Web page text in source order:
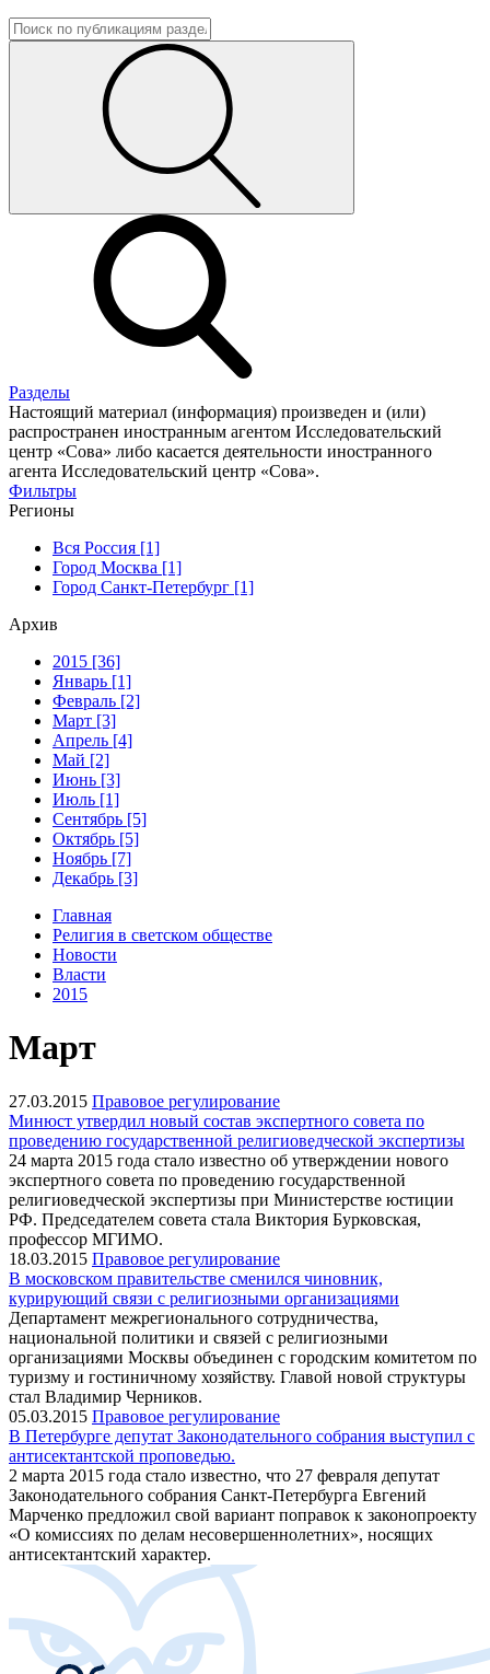
Разделы
Настоящий материал (информация) произведен и (или)
распространен иностранным агентом Исследовательский
центр «Сова» либо касается деятельности иностранного
агента Исследовательский центр «Сова».
Фильтры
Регионы
Вся Россия [1]
Город Москва [1]
Город Санкт-Петербург [1]
Архив
2015 [36]
Январь [1]
Февраль [2]
Март [3]
Апрель [4]
Май [2]
Июнь [3]
Июль [1]
Сентябрь [5]
Октябрь [5]
Ноябрь [7]
Декабрь [3]
Главная
Религия в светском обществе
Новости
Власти
2015
Март
27.03.2015 Правовое регулирование
Минюст утвердил новый состав экспертного совета по
проведению государственной религиоведческой экспертизы
24 марта 2015 года стало известно об утверждении нового
экспертного совета по проведению государственной
религиоведческой экспертизы при Министерстве юстиции
РФ. Председателем совета стала Виктория Бурковская,
профессор МГИМО.
18.03.2015 Правовое регулирование
В московском правительстве сменился чиновник,
курирующий связи с религиозными организациями
Департамент межрегионального сотрудничества,
национальной политики и связей с религиозными
организациями Москвы объединен с городским комитетом по
туризму и гостиничному хозяйству. Главой новой структуры
стал Владимир Черников.
05.03.2015 Правовое регулирование
В Петербурге депутат Законодательного собрания выступил с
антисектантской проповедью.
2 марта 2015 года стало известно, что 27 февраля депутат
Законодательного собрания Санкт-Петербурга Евгений
Марченко предложил свой вариант поправок к законопроекту
«О комиссиях по делам несовершеннолетних», носящих
антисектантский характер.